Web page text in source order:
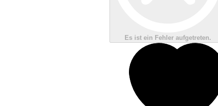
Es ist ein Fehler aufgetreten.